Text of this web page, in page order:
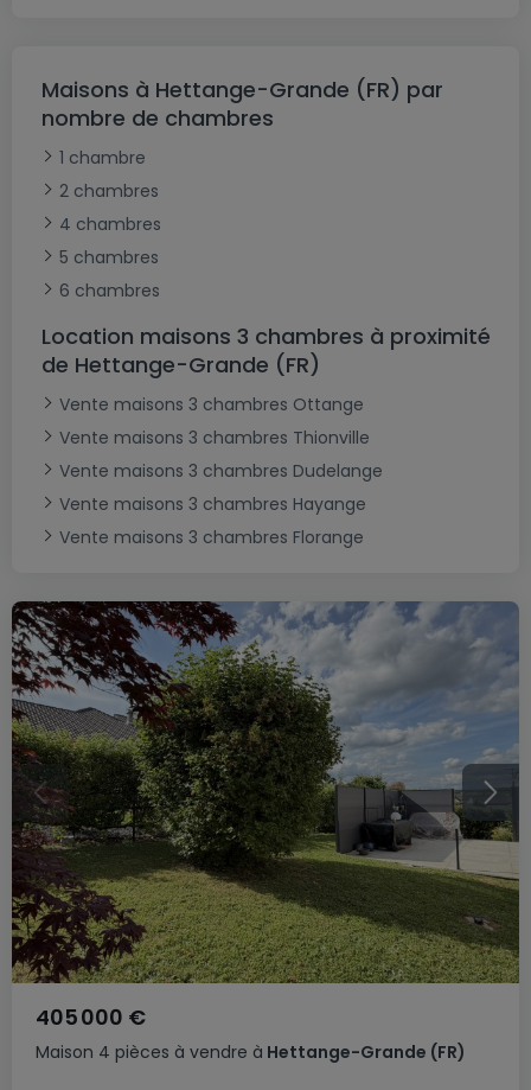
Maisons à Hettange-Grande (FR) par
nombre de chambres
1 chambre
2 chambres
4 chambres
5 chambres
6 chambres
Location maisons 3 chambres à proximité
de Hettange-Grande (FR)
Vente maisons 3 chambres Ottange
Vente maisons 3 chambres Thionville
Vente maisons 3 chambres Dudelange
Vente maisons 3 chambres Hayange
Vente maisons 3 chambres Florange
Maison 4 pièces à vendre à Hettange-Grande (FR)
405 000 €